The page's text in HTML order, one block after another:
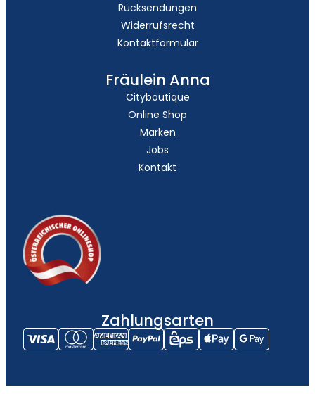
Rücksendungen
Widerrufsrecht
Kontaktformular
Fräulein Anna
Cityboutique
Online Shop
Marken
Jobs
Kontakt
Zahlungsarten